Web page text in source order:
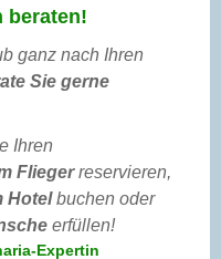
beraten!
ganz nach Ihren
Sie gerne
Ihren
Fliegerreservieren,
Hotelbuchen oder
erfüllen!
Expertin